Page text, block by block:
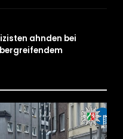
ahnden bei